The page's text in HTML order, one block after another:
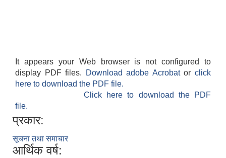
It appears your Web browser is not configured to
display PDF files.
Download adobe Acrobatorclick
here to download the PDF file.
Click here to download the PDF
file.
प्रकार:
सूचना तथा समाचार
आर्थिक वर्ष: